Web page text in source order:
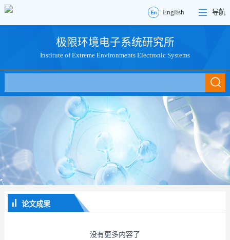
English 导航
极限环境电子系统研究所
Institute of Extreme Environments Electronic Systems
论文成果
没有更多内容了